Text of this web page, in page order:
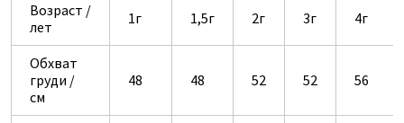
Возраст /
лет
1г 1,5г 2г 3г 4г
Обхват
груди /
см
48 48 52 52 56